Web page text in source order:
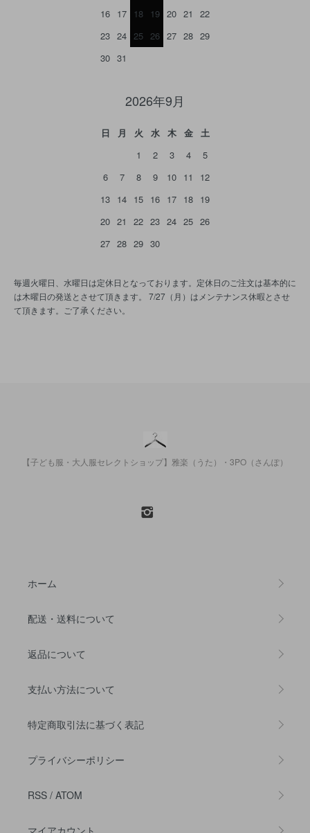
16 17 18 19 20 21
22
23 24 25 26 27 28 29
30 31
2026年9月
日 月 火 水 木 金
土
1
2 3 4
5
6
7 8 9 10 11
12
13 14 15 16 17 18 19
20 21 22 23 24 25 26
27 28 29 30
毎週火曜日、水曜日は定休日となっております。定休日のご注文は基本的に
は木曜日の発送とさせて頂きます。 7/27（月）はメンテナンス休暇とさせ
て頂きます。ご了承ください。
【子ども服・大人服セレクトショップ】雅楽（うた）・3PO（さんぽ）
ホーム
配送・送料について
返品について
支払い方法について
特定商取引法に基づく表記
プライバシーポリシー
RSS / ATOM
マイアカウント